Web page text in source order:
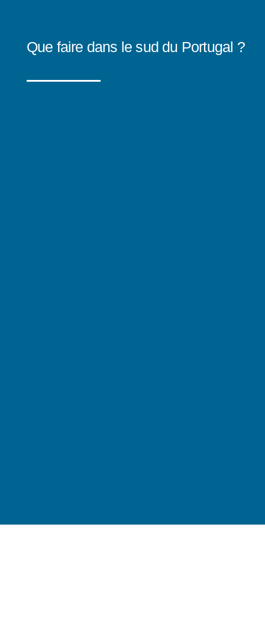
Que faire dans le sud du Portugal ?